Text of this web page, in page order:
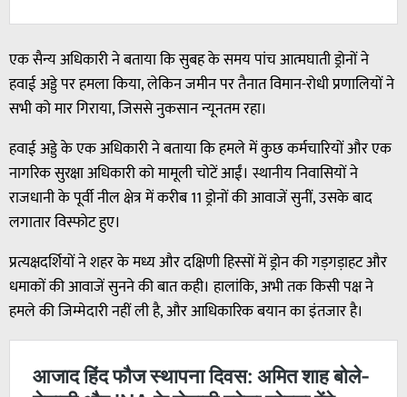
एक सैन्य अधिकारी ने बताया कि सुबह के समय पांच आत्मघाती ड्रोनों ने
हवाई अड्डे पर हमला किया, लेकिन जमीन पर तैनात विमान-रोधी प्रणालियों ने
सभी को मार गिराया, जिससे नुकसान न्यूनतम रहा।
हवाई अड्डे के एक अधिकारी ने बताया कि हमले में कुछ कर्मचारियों और एक
नागरिक सुरक्षा अधिकारी को मामूली चोटें आईं। स्थानीय निवासियों ने
राजधानी के पूर्वी नील क्षेत्र में करीब 11 ड्रोनों की आवाजें सुनीं, उसके बाद
लगातार विस्फोट हुए।
प्रत्यक्षदर्शियों ने शहर के मध्य और दक्षिणी हिस्सों में ड्रोन की गड़गड़ाहट और
धमाकों की आवाजें सुनने की बात कही। हालांकि, अभी तक किसी पक्ष ने
हमले की जिम्मेदारी नहीं ली है, और आधिकारिक बयान का इंतजार है।